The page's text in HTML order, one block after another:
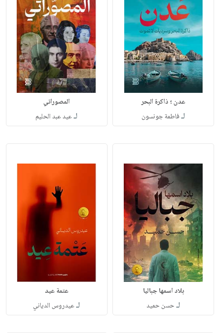
عدن ؛ ذاكرة البحر
لـفاطمة جونسون
المصوراتي
لـعيد عبد الحليم
بلاد اسمها جباليا
لـحسن حميد
عتمة عيد
لـعيدروس الدياني